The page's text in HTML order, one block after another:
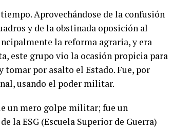
Aprovechándose de la confusión
y de la obstinada oposición al
la reforma agraria, y era
este grupo vio la ocasión propicia para
por asalto el Estado. Fue, por
usando el poder militar.
un mero golpe militar; fue un
ESG (Escuela Superior de Guerra)